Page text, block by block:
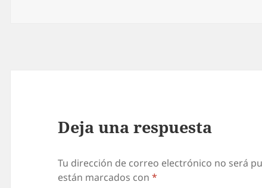
Deja una respuesta
Tu dirección de correo electrónico no será
están marcados con*